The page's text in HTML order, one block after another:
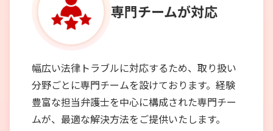
専門チームが対応
幅広い法律トラブルに対応するため、取り扱い
分野ごとに専門チームを設けております。経験
豊富な担当弁護士を中心に構成された専門チー
ムが、最適な解決方法をご提供いたします。